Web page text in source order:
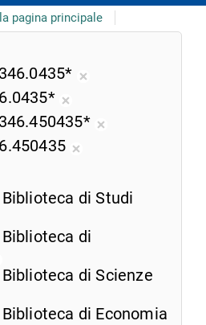
pagina principale
346.0435*
ricerca
Rimuovi
dalla
ricerca
346.450435*
corrente
ricerca
di Studi
di
Rimuovi
ricerca
di Scienze
di Economia